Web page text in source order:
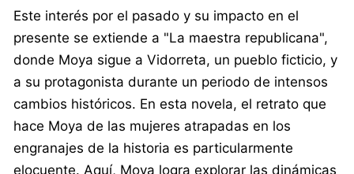
Este interés por el pasado y su impacto en el
presente se extiende a "La maestra republicana",
donde Moya sigue a Vidorreta, un pueblo ficticio, y
a su protagonista durante un periodo de intensos
cambios históricos. En esta novela, el retrato que
hace Moya de las mujeres atrapadas en los
engranajes de la historia es particularmente
elocuente. Aquí, Moya logra explorar las dinámicas